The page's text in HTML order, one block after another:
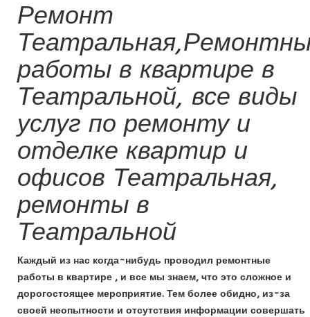
Ремонт
работы в квартире в
Театральной, все виды
услуг по ремонту и
отделке квартир и
офисов Театральная,
ремонты в
Театральной
Каждый из нас когда-нибудь проводил ремонтные
работы в квартире , и все мы знаем, что это сложное и
дорогостоящее мероприятие. Тем более обидно, из-за
своей неопытности и отсутствия информации совершать